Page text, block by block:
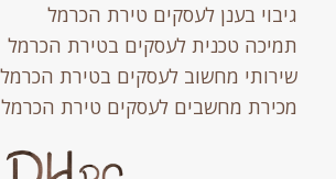
גיבוי בענן לעסקים טירת הכרמל
תמיכה טכנית לעסקים בטירת הכרמל
שירותי מחשוב לעסקים בטירת הכרמל
מכירת מחשבים לעסקים טירת הכרמל